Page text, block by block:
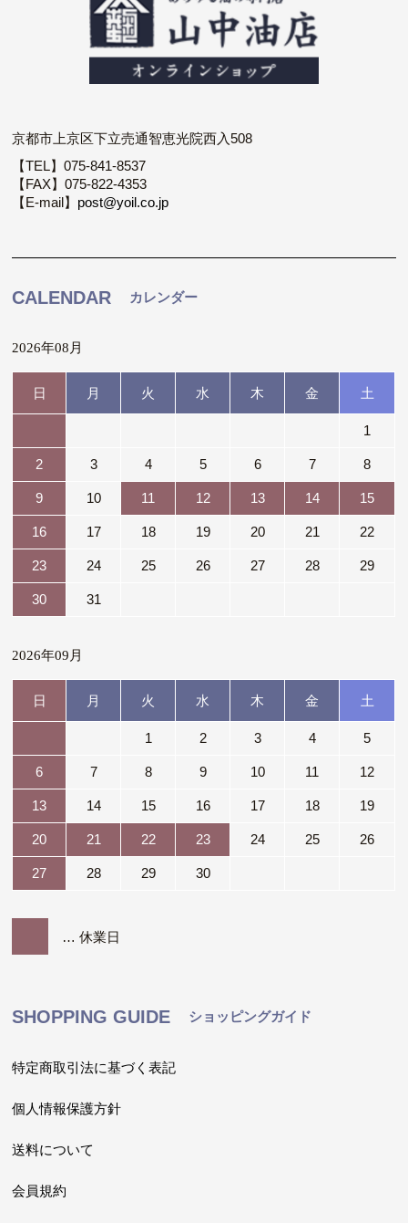
京都市上京区下立売通智恵光院西入508
【TEL】075-841-8537
【FAX】075-822-4353
【E-mail】 post@yoil.co.jp
CALENDAR カレンダー
2026年08月
日 月 火 水 木 金 土
1
2 3 4 5 6 7 8
9 10 11 12 13 14 15
16 17 18 19 20 21 22
23 24 25 26 27 28 29
30 31
2026年09月
日 月 火 水 木 金 土
1 2 3 4 5
6 7 8 9 10 11 12
13 14 15 16 17 18 19
20 21 22 23 24 25 26
27 28 29 30
… 休業日
SHOPPING GUIDE ショッピングガイド
特定商取引法に基づく表記
個人情報保護方針
送料について
会員規約